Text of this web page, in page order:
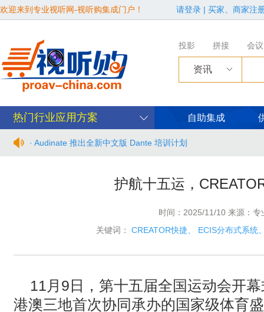
欢迎来到专业视听网-视听购集成门户！ 请登录 | 买家、商家注
投影 拼接 会议
资讯
热门行业应用方案 自助集成
· Audinate 推出全新中文版 Dante 培训计划
· 年度必赴约！9月15-17日，闻信第28届广告新科技上海秋交
· AVONIC摄像机 × Bosch DICENTIS会议系统保障二十国央行
· Extron 七月新闻集锦
护航十五运，
时间：2025/11/10 来源：专
关键词：
CREATOR快捷 ECIS分布式系统
11月 9 日，第十五届全国运动会开
港澳三地首次协同承办的国家级体育